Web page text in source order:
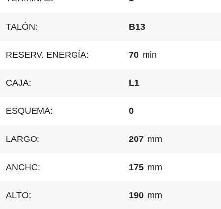
TALÓN: B13
RESERV. ENERGÍA: 70 min
CAJA: L1
ESQUEMA: 0
LARGO: 207 mm
ANCHO: 175 mm
ALTO: 190 mm